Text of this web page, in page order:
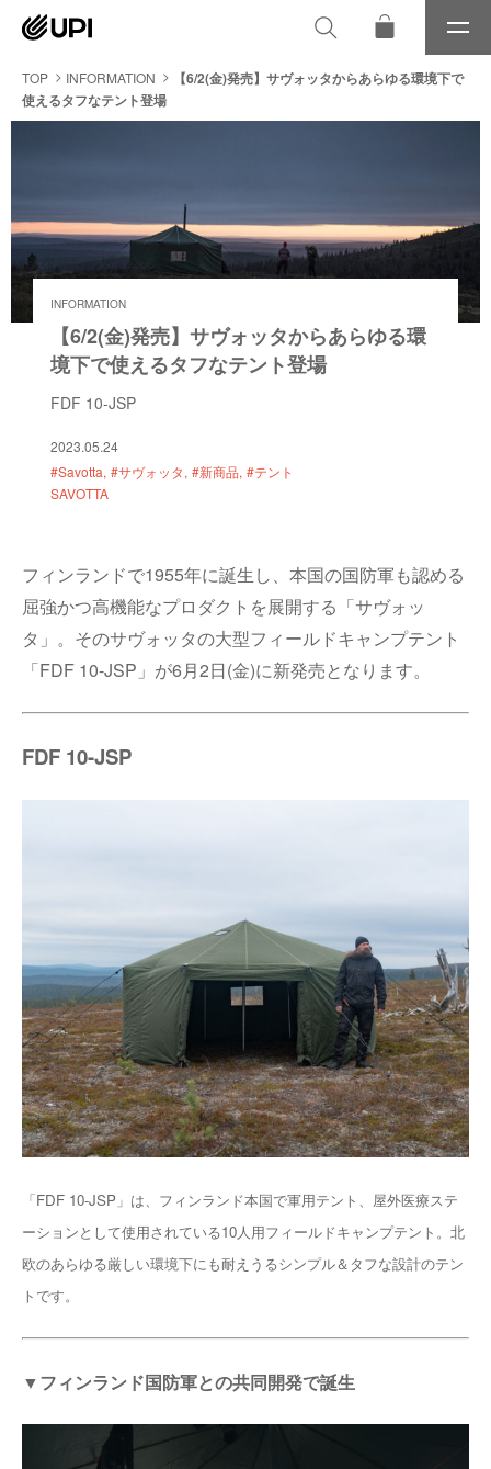
メ
ニ
ュ
TOP INFORMATION
【6/2(金)発売】サヴォッタからあらゆる環境下で
使えるタフなテント登場
INFORMATION
【6/2(金)発売】サヴォッタからあらゆる環
境下で使えるタフなテント登場
FDF 10-JSP
2023.05.24
#Savotta #サヴォッタ #新商品 #テント
SAVOTTA
フィンランドで1955年に誕生し、本国の国防軍も認める
屈強かつ高機能なプロダクトを展開する「サヴォッ
タ」。そのサヴォッタの大型フィールドキャンプテント
「FDF 10-JSP」が6月2日(金)に新発売となります。
FDF 10-JSP
「FDF 10-JSP」は、フィンランド本国で軍用テント、屋外医療ステ
ーションとして使用されている10人用フィールドキャンプテント。北
欧のあらゆる厳しい環境下にも耐えうるシンプル＆タフな設計のテン
トです。
▼フィンランド国防軍との共同開発で誕生